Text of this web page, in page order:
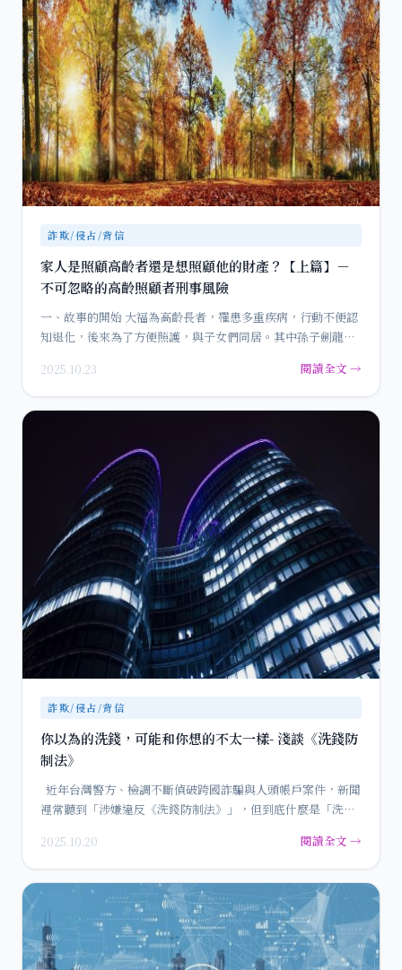
詐欺/侵占/背信
家人是照顧高齡者還是想照顧他的財產？【上篇】－
不可忽略的高齡照顧者刑事風險
一、故事的開始 大福為高齡長者，罹患多重疾病，行動不便認
知退化，後來為了方便照護，與子女們同居。其中孫子劍龍與
2025.10.23 閱讀全文 →
詐欺/侵占/背信
你以為的洗錢，可能和你想的不太一樣- 淺談《洗錢防
制法》
近年台灣警方、檢調不斷偵破跨國詐騙與人頭帳戶案件，新聞
裡常聽到「涉嫌違反《洗錢防制法》」，但到底什麼是「洗
2025.10.20 閱讀全文 →